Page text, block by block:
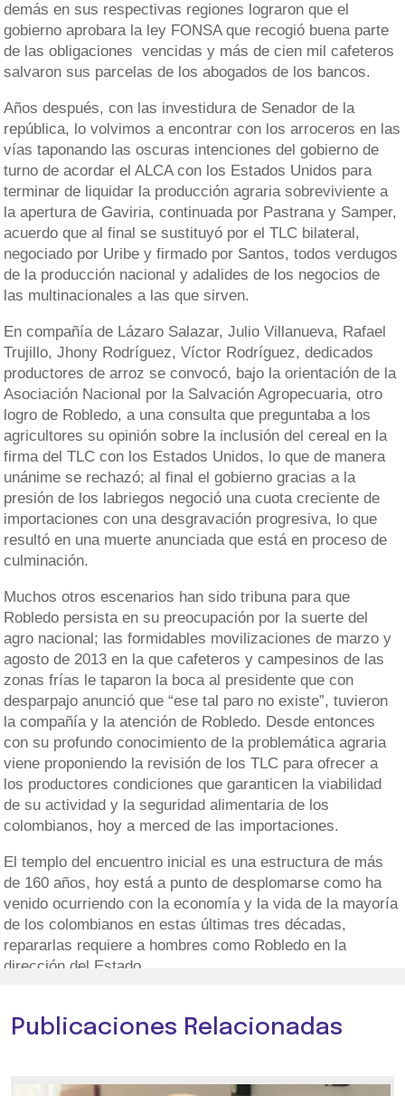
demás en sus respectivas regiones lograron que el
gobierno aprobara la ley FONSA que recogió buena parte
de las obligaciones vencidas y más de cien mil cafeteros
salvaron sus parcelas de los abogados de los bancos.
Años después, con las investidura de Senador de la
república, lo volvimos a encontrar con los arroceros en las
vías taponando las oscuras intenciones del gobierno de
turno de acordar el ALCA con los Estados Unidos para
terminar de liquidar la producción agraria sobreviviente a
la apertura de Gaviria, continuada por Pastrana y Samper,
acuerdo que al final se sustituyó por el TLC bilateral,
negociado por Uribe y firmado por Santos, todos verdugos
de la producción nacional y adalides de los negocios de
las multinacionales a las que sirven.
En compañía de Lázaro Salazar, Julio Villanueva, Rafael
Trujillo, Jhony Rodríguez, Víctor Rodríguez, dedicados
productores de arroz se convocó, bajo la orientación de la
Asociación Nacional por la Salvación Agropecuaria, otro
logro de Robledo, a una consulta que preguntaba a los
agricultores su opinión sobre la inclusión del cereal en la
firma del TLC con los Estados Unidos, lo que de manera
unánime se rechazó; al final el gobierno gracias a la
presión de los labriegos negoció una cuota creciente de
importaciones con una desgravación progresiva, lo que
resultó en una muerte anunciada que está en proceso de
culminación.
Muchos otros escenarios han sido tribuna para que
Robledo persista en su preocupación por la suerte del
agro nacional; las formidables movilizaciones de marzo y
agosto de 2013 en la que cafeteros y campesinos de las
zonas frías le taparon la boca al presidente que con
desparpajo anunció que “ese tal paro no existe”, tuvieron
la compañía y la atención de Robledo. Desde entonces
con su profundo conocimiento de la problemática agraria
viene proponiendo la revisión de los TLC para ofrecer a
los productores condiciones que garanticen la viabilidad
de su actividad y la seguridad alimentaria de los
colombianos, hoy a merced de las importaciones.
El templo del encuentro inicial es una estructura de más
de 160 años, hoy está a punto de desplomarse como ha
venido ocurriendo con la economía y la vida de la mayoría
de los colombianos en estas últimas tres décadas,
repararlas requiere a hombres como Robledo en la
dirección del Estado.
Publicaciones Relacionadas